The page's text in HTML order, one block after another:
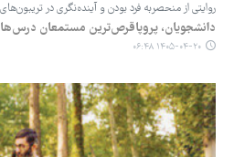
روایتی از منحصربه ‌فرد بودن و آینده‌نگری در
دانشجویان، پروپاقرص‌ترین مستمعان
۱۴۰۵-۰۴-۲۰ ۰۶:۴۸